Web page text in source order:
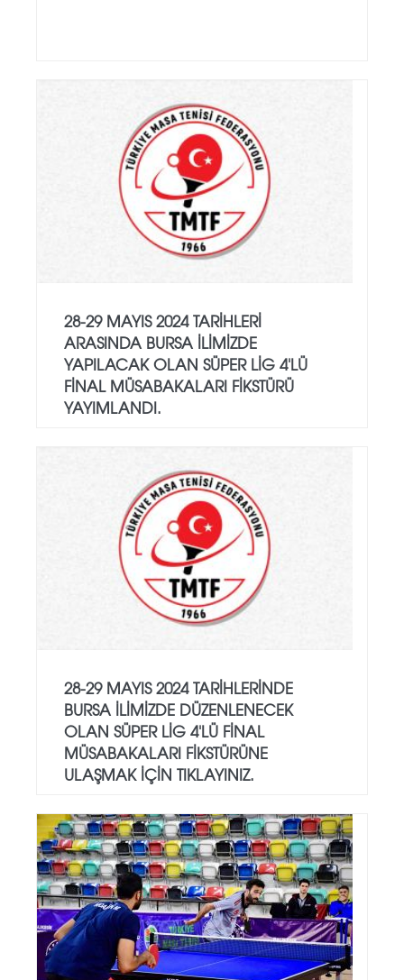
28-29 MAYIS 2024 TARIHLERI
ARASINDA BURSA ILIMIZDE
YAPILACAK OLAN SÜPER LIG 4'LÜ
FINAL MÜSABAKALARI FIKSTÜRÜ
YAYIMLANDI.
28-29 MAYIS 2024 TARIHLERINDE
BURSA ILIMIZDE DÜZENLENECEK
OLAN SÜPER LIG 4'LÜ FINAL
MÜSABAKALARI FIKSTÜRÜNE
ULAŞMAK IÇIN TIKLAYINIZ.